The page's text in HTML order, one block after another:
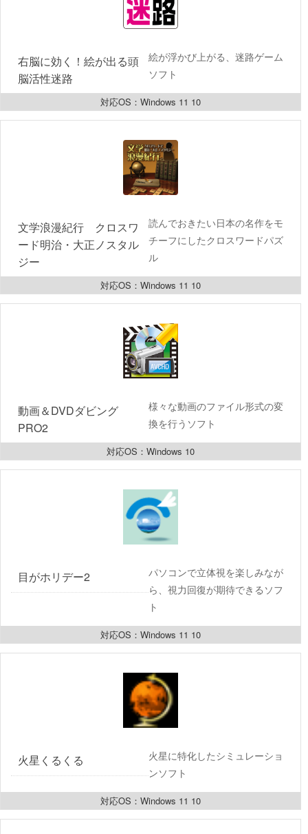
右脳に効く！絵が出る頭
脳活性迷路
絵が浮かび上がる、迷路ゲーム
ソフト
対応OS：Windows 11 10
文学浪漫紀行　クロスワ
ード明治・大正ノスタル
ジー
読んでおきたい日本の名作をモ
チーフにしたクロスワードパズ
ル
対応OS：Windows 11 10
動画＆DVDダビング
PRO2
様々な動画のファイル形式の変
換を行うソフト
対応OS：Windows 10
目がホリデー2
パソコンで立体視を楽しみなが
ら、視力回復が期待できるソフ
ト
対応OS：Windows 11 10
火星くるくる
火星に特化したシミュレーショ
ンソフト
対応OS：Windows 11 10